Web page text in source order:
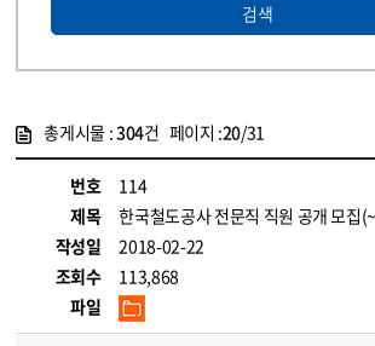
검색
총게시물 :304건 페이지 :20/31
번호
114
제목
한국철도공사 전문직 직원 공개 모집
작성일
2018-02-22
조회수
113,868
파일